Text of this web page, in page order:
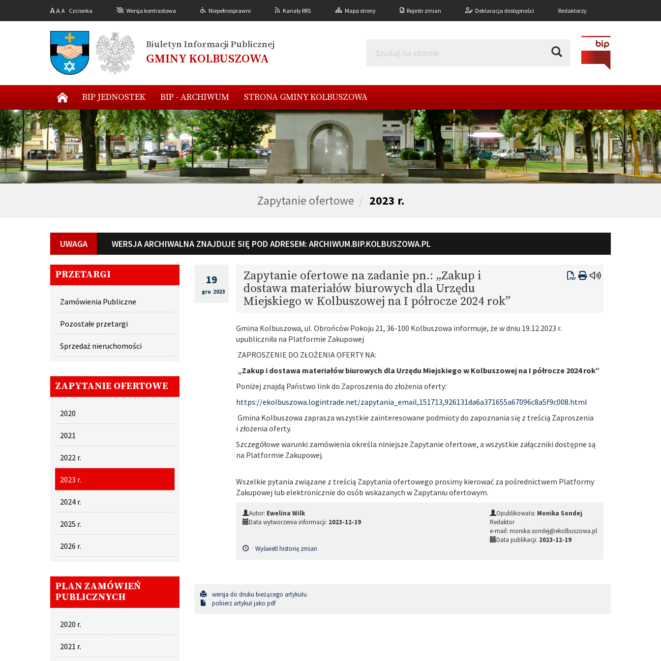
AA A Czcionka Wersja kontrastowa Niepełnosprawni Kanały RRS Mapa strony Rejestr zmian Deklaracja dostępności Redaktorzy
Biuletyn Informacji Publicznej
GMINY KOLBUSZOWA
BIP JEDNOSTEK BIP - ARCHIWUM STRONA GMINY KOLBUSZOWA
Zapytanie ofertowe 2023 r.
UWAGA WERSJA ARCHIWALNA ZNAJDUJE SIĘ POD ADRESEM: ARCHIWUM.BIP.KOLBUSZOWA.PL
PRZETARGI
Zamówienia Publiczne
Pozostałe przetargi
Sprzedaż nieruchomości
ZAPYTANIE OFERTOWE
2020
2021
2022 r.
2023 r.
2024 r.
2025 r.
2026 r.
PLAN ZAMÓWIEŃ
PUBLICZNYCH
2020 r.
2021 r.
19
gru 2023
Zapytanie ofertowe na zadanie pn.: „Zakup i
dostawa materiałów biurowych dla Urzędu
Miejskiego w Kolbuszowej na I półrocze 2024 rok”
Gmina Kolbuszowa, ul. Obrońców Pokoju 21, 36-100 Kolbuszowa informuje, że w dniu 19.12.2023 r.
upubliczniła na Platformie Zakupowej
ZAPROSZENIE DO ZŁOŻENIA OFERTY NA:
„Zakup i dostawa materiałów biurowych dla Urzędu Miejskiego w Kolbuszowej na I półrocze 2024 rok”
Poniżej znajdą Państwo link do Zaproszenia do złożenia oferty:
https://ekolbuszowa.logintrade.net/zapytania_email,151713,926131da6a371655a67096c8a5f9c008.html
Gmina Kolbuszowa zaprasza wszystkie zainteresowane podmioty do zapoznania się z treścią Zaproszenia
i złożenia oferty.
Szczegółowe warunki zamówienia określa niniejsze Zapytanie ofertowe, a wszystkie załączniki dostępne są
na Platformie Zakupowej.
Wszelkie pytania związane z treścią Zapytania ofertowego prosimy kierować za pośrednictwem Platformy
Zakupowej lub elektronicznie do osób wskazanych w Zapytaniu ofertowym.
Autor: Ewelina Wilk
Data wytworzenia informacji: 2023-12-19
Opublikowała: Monika Sondej
Redaktor
e-mail: monika.sondej@ekolbuszowa.pl
Data publikacji: 2023-12-19
Wyświetl historię zmian
wersja do druku bieżącego artykułu
pobierz artykuł jako pdf